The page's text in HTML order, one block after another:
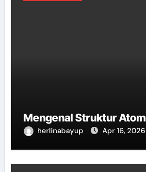
Mengenal Struktur Atom
herlinabayup Apr 16, 2026